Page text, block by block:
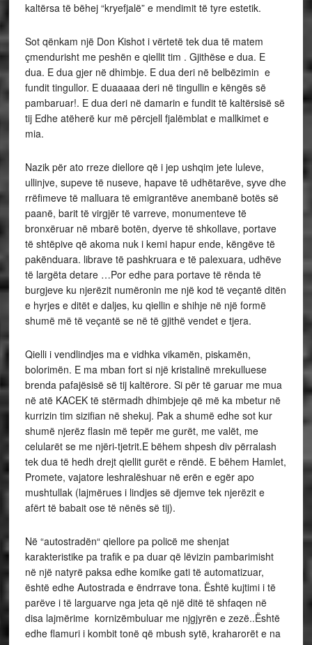
kaltërsa të bëhej “kryefjalë” e mendimit të tyre estetik.
Sot qënkam një Don Kishot i vërtetë tek dua të matem
çmendurisht me peshën e qiellit tim . Gjithëse e dua. E
dua. E dua gjer në dhimbje. E dua deri në belbëzimin e
fundit tingullor. E duaaaaa deri në tingullin e këngës së
pambaruar!. E dua deri në damarin e fundit të kaltërsisë së
tij Edhe atëherë kur më përcjell fjalëmblat e mallkimet e
mia.
Nazik për ato rreze diellore që i jep ushqim jete luleve,
ullinjve, supeve të nuseve, hapave të udhëtarëve, syve dhe
rrëfimeve të malluara të emigrantëve anembanë botës së
paanë, barit të virgjër të varreve, monumenteve të
bronxëruar në mbarë botën, dyerve të shkollave, portave
të shtëpive që akoma nuk i kemi hapur ende, këngëve të
pakënduara. librave të pashkruara e të palexuara, udhëve
të largëta detare …Por edhe para portave të rënda të
burgjeve ku njerëzit numëronin me një kod të veçantë ditën
e hyrjes e ditët e daljes, ku qiellin e shihje në një formë
shumë më të veçantë se në të gjithë vendet e tjera.
Qielli i vendlindjes ma e vidhka vikamën, piskamën,
bolorimën. E ma mban fort si një kristalinë mrekulluese
brenda pafajësisë së tij kaltërore. Si për të garuar me mua
në atë KACEK të stërmadh dhimbjeje që më ka mbetur në
kurrizin tim sizifian në shekuj. Pak a shumë edhe sot kur
shumë njerëz flasin më tepër me gurët, me valët, me
celularët se me njëri-tjetrit.E bëhem shpesh div përralash
tek dua të hedh drejt qiellit gurët e rëndë. E bëhem Hamlet,
Promete, vajatore leshralëshuar në erën e egër apo
mushtullak (lajmërues i lindjes së djemve tek njerëzit e
afërt të babait ose të nënës së tij).
Në “autostradën“ qiellore pa policë me shenjat
karakteristike pa trafik e pa duar që lëvizin pambarimisht
në një natyrë paksa edhe komike gati të automatizuar,
është edhe Autostrada e ëndrrave tona. Është kujtimi i të
parëve i të larguarve nga jeta që një ditë të shfaqen në
disa lajmërime kornizëmbuluar me njgjyrën e zezë..Është
edhe flamuri i kombit tonë që mbush sytë, kraharorët e na